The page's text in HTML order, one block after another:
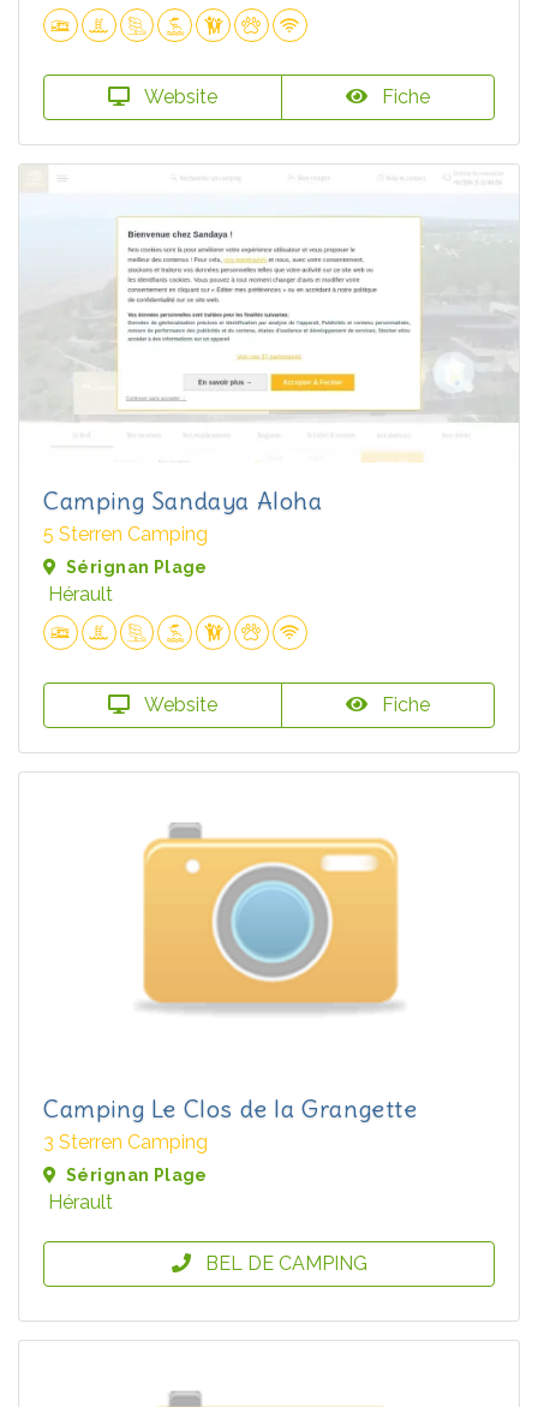
Website Fiche
Camping Sandaya Aloha
5 Sterren Camping
Sérignan Plage
Hérault
Website Fiche
Camping Le Clos de la Grangette
3 Sterren Camping
Sérignan Plage
Hérault
BEL DE CAMPING